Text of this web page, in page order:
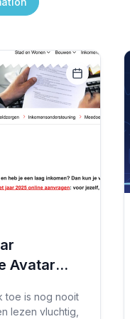
Avatar
naar
toe is nog nooit
lezen vluchtig,